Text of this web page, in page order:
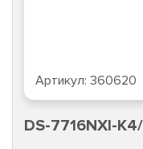
Артикул: 360620
DS-7716NXI-